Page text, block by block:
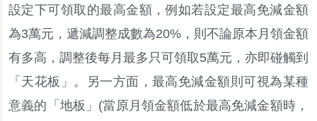
設定下可領取的最高金額，例如若設定最高免減金額
為3萬元，遞減調整成數為20%，則不論原本月領金額
有多高，調整後每月最多只可領取5萬元，亦即碰觸到
「天花板」。另一方面，最高免減金額則可視為某種
意義的「地板」(當原月領金額低於最高免減金額時，